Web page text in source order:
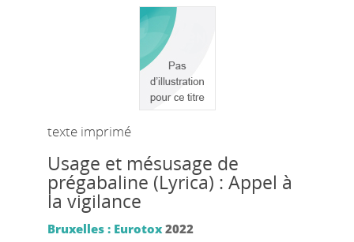
texte imprimé
Usage et mésusage de
prégabaline (Lyrica) : Appel à
la vigilance
Bruxelles : Eurotox 2022